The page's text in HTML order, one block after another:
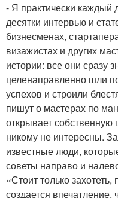
- Я практически каждый
десятки интервью и
бизнесменах,
визажистах и других
истории: все они сразу
целенаправленно шли
успехов и строили
пишут о мастерах по
открывает собственную
никому не интересны.
известные люди,
советы направо и
«Стоит только
создается